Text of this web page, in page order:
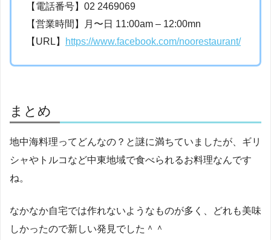
【電話番号】 02 2469069
【営業時間】月〜日 11:00am – 12:00mn
【URL】
https://www.facebook.com/noorestaurant/
まとめ
地中海料理ってどんなの？と謎に満ちていましたが、ギリ
シャやトルコなど中東地域で食べられるお料理なんです
ね。
なかなか自宅では作れないようなものが多く、どれも美味
しかったので新しい発見でした＾＾